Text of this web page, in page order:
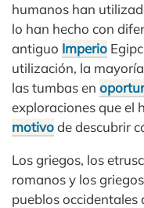
humanos han
lo han hecho con
antiguo Imperio
utilización, la
las tumbas en
exploraciones que el
motivode descubrir
Los griegos, los
romanos y los
pueblos occidentales